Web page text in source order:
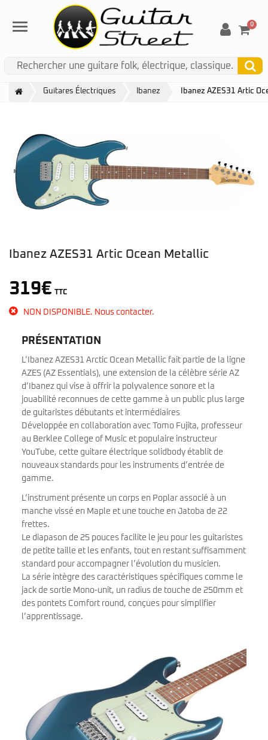
Menu 0
Guitares Électriques Ibanez Ibanez AZES31 Artic
Ibanez AZES31 Artic Ocean Metallic
319€ TTC
NON DISPONIBLE. Nous contacter.
PRÉSENTATION
L’Ibanez AZES31 Arctic Ocean Metallic fait partie de la ligne
AZES (AZ Essentials), une extension de la célèbre série AZ
d’Ibanez qui vise à offrir la polyvalence sonore et la
jouabilité reconnues de cette gamme à un public plus large
de guitaristes débutants et intermédiaires
Développée en collaboration avec Tomo Fujita, professeur
au Berklee College of Music et populaire instructeur
YouTube, cette guitare électrique solidbody établit de
nouveaux standards pour les instruments d’entrée de
gamme.
L’instrument présente un corps en Poplar associé à un
manche vissé en Maple et une touche en Jatoba de 22
frettes.
Le diapason de 25 pouces facilite le jeu pour les guitaristes
de petite taille et les enfants, tout en restant suffisamment
standard pour accompagner l’évolution du musicien.
La série intègre des caractéristiques spécifiques comme le
jack de sortie Mono-unit, un radius de touche de 250mm et
des pontets Comfort round, conçues pour simplifier
l’apprentissage.